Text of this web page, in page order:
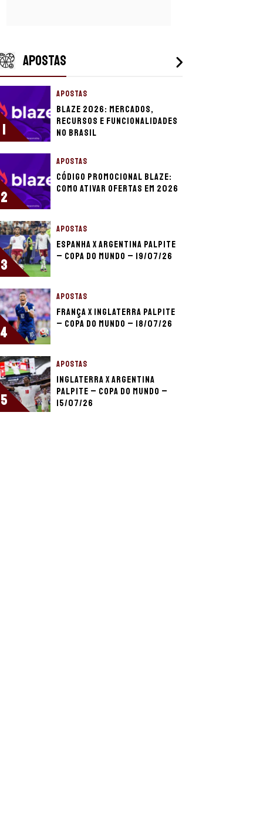
APOSTAS
1
APOSTAS
Blaze 2026: mercados,
recursos e funcionalidades
no Brasil
2
APOSTAS
Código promocional Blaze:
como ativar ofertas em 2026
3
APOSTAS
Espanha x Argentina palpite
– Copa do Mundo – 19/07/26
4
APOSTAS
França x Inglaterra palpite
– Copa do Mundo – 18/07/26
5
APOSTAS
Inglaterra x Argentina
palpite – Copa do Mundo –
15/07/26